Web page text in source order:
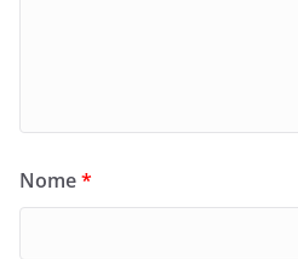
Nome*